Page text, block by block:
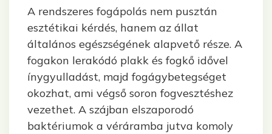
A rendszeres fogápolás nem pusztán
esztétikai kérdés, hanem az állat
általános egészségének alapvető része. A
fogakon lerakódó plakk és fogkő idővel
ínygyulladást, majd fogágybetegséget
okozhat, ami végső soron fogvesztéshez
vezethet. A szájban elszaporodó
baktériumok a véráramba jutva komoly